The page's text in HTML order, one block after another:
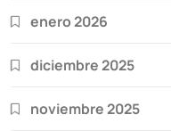
enero 2026
diciembre 2025
noviembre 2025